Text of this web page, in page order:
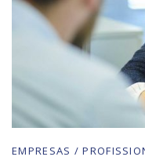
EMPRESAS /